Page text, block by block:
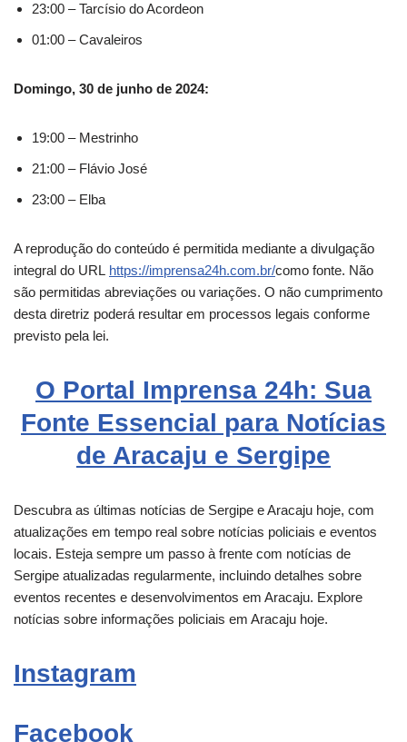
23:00 – Tarcísio do Acordeon
01:00 – Cavaleiros
Domingo, 30 de junho de 2024:
19:00 – Mestrinho
21:00 – Flávio José
23:00 – Elba
A reprodução do conteúdo é permitida mediante a divulgação
integral do URL https://imprensa24h.com.br/como fonte. Não
são permitidas abreviações ou variações. O não cumprimento
desta diretriz poderá resultar em processos legais conforme
previsto pela lei.
O Portal Imprensa 24h: Sua
Fonte Essencial para Notícias
de Aracaju e Sergipe
Descubra as últimas notícias de Sergipe e Aracaju hoje, com
atualizações em tempo real sobre notícias policiais e eventos
locais. Esteja sempre um passo à frente com notícias de
Sergipe atualizadas regularmente, incluindo detalhes sobre
eventos recentes e desenvolvimentos em Aracaju. Explore
notícias sobre informações policiais em Aracaju hoje.
Instagram
Facebook